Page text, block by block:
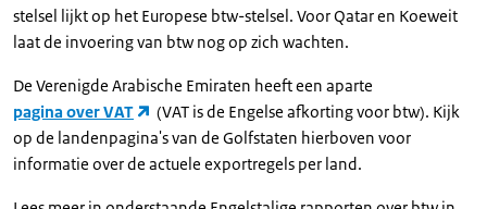
stelsel lijkt op het Europese btw-stelsel. Voor Qatar en Koeweit
laat de invoering van btw nog op zich wachten.
De Verenigde Arabische Emiraten heeft een aparte
pagina over VAT
(VAT is de Engelse afkorting voor btw). Kijk
op de landenpagina's van de Golfstaten hierboven voor
informatie over de actuele exportregels per land.